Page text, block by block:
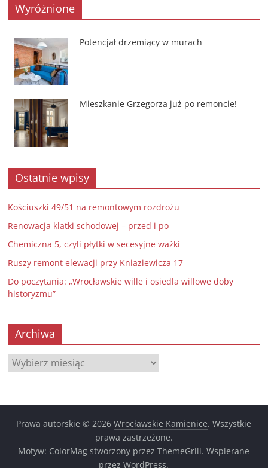
Wyróżnione
Potencjał drzemiący w murach
Mieszkanie Grzegorza już po remoncie!
Ostatnie wpisy
Kościuszki 49/51 na remontowym rozdrożu
Renowacja klatki schodowej – przed i po
Chemiczna 5, czyli płytki w secesyjne ważki
Ruszy remont elewacji przy Kniaziewicza 17
Do poczytania: „Wrocławskie wille i osiedla willowe doby
historyzmu”
Archiwa
Archiwa
Prawa autorskie © 2026Wrocławskie Kamienice. Wszystkie
prawa zastrzeżone.
Motyw: ColorMag stworzony przez ThemeGrill. Wspierane
przezWordPress.